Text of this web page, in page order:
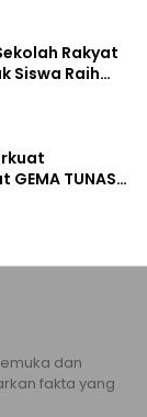
Rakyat
Siswa Raih
TUNAS
dan
fakta yang